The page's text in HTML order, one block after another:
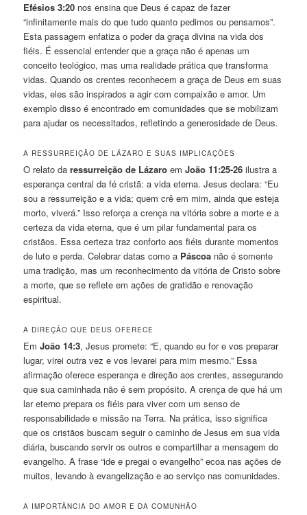
Efésios 3:20 nos ensina que Deus é capaz de fazer
“infinitamente mais do que tudo quanto pedimos ou pensamos”.
Esta passagem enfatiza o poder da graça divina na vida dos
fiéis. É essencial entender que a graça não é apenas um
conceito teológico, mas uma realidade prática que transforma
vidas. Quando os crentes reconhecem a graça de Deus em suas
vidas, eles são inspirados a agir com compaixão e amor. Um
exemplo disso é encontrado em comunidades que se mobilizam
para ajudar os necessitados, refletindo a generosidade de Deus.
A RESSURREIÇÃO DE LÁZARO E SUAS IMPLICAÇÕES
O relato daressurreição de Lázaro emJoão 11:25-26 ilustra a
esperança central da fé cristã: a vida eterna. Jesus declara: “Eu
sou a ressurreição e a vida; quem crê em mim, ainda que esteja
morto, viverá.” Isso reforça a crença na vitória sobre a morte e a
certeza da vida eterna, que é um pilar fundamental para os
cristãos. Essa certeza traz conforto aos fiéis durante momentos
de luto e perda. Celebrar datas como a Páscoa não é somente
uma tradição, mas um reconhecimento da vitória de Cristo sobre
a morte, que se reflete em ações de gratidão e renovação
espiritual.
A DIREÇÃO QUE DEUS OFERECE
EmJoão 14:3, Jesus promete: “E, quando eu for e vos preparar
lugar, virei outra vez e vos levarei para mim mesmo.” Essa
afirmação oferece esperança e direção aos crentes, assegurando
que sua caminhada não é sem propósito. A crença de que há um
lar eterno prepara os fiéis para viver com um senso de
responsabilidade e missão na Terra. Na prática, isso significa
que os cristãos buscam seguir o caminho de Jesus em sua vida
diária, buscando servir os outros e compartilhar a mensagem do
evangelho. A frase “ide e pregai o evangelho” ecoa nas ações de
muitos, levando à evangelização e ao serviço nas comunidades.
A IMPORTÂNCIA DO AMOR E DA COMUNHÃO